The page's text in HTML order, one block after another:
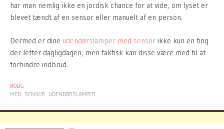
har man nemlig ikke en jordisk chance for at vide, om lyset er
blevet tændt af en sensor eller manuelt af en person.
Dermed er dine udendørslamper med sensor ikke kun en ting
der letter dagligdagen, men faktisk kan disse være med til at
forhindre indbrud.
BOLIG
MED SENSOR UDENDØRSLAMPER